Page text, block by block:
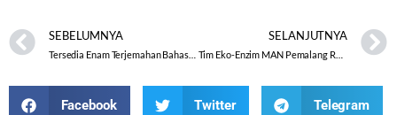
SEBELUMNYA
Tersedia Enam Terjemahan Bahasa Daerah di Aplikasi Qur’an Kemenag, Ini Cara Unduhnya
SELANJUTNYA
Tim Eko-Enzim MAN Pemalang Raih Juara 3 LKTI Nasional Tahun 2023
Facebook Twitter Telegram